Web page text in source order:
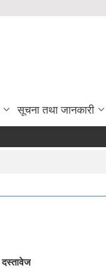
सूचना तथा जानकारी
दस्तावेज